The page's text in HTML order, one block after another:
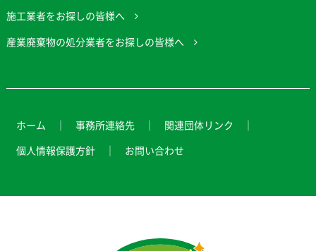
施工業者をお探しの皆様へ
産業廃棄物の処分業者をお探しの皆様へ
ホーム 事務所連絡先
関連団体リンク
個人情報保護方針
お問い合わせ